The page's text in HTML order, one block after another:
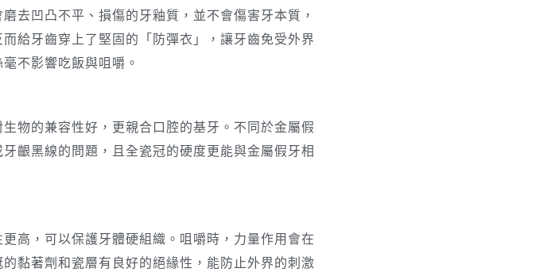
去凹凸不平、損傷的牙釉質，並不會傷害牙本質，
給牙齒穿上了堅固的「防彈衣」，讓牙齒免受外界
不影響吃飯與咀嚼。
物的兼容性好，更親合口腔的基牙。不同於金屬假
齦黑線的問題，且全瓷冠的硬度更能與金屬假牙相
高，可以保護牙體硬組織。咀嚼時，力量作用會在
黏著劑和瓷層有良好的絕緣性，能防止外界的刺激